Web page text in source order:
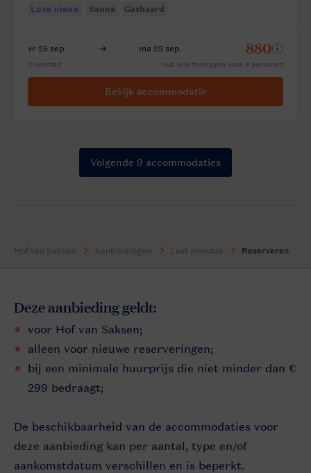
Hof van Saksen Aanbiedingen Last minutes Reserveren
Deze aanbieding geldt:
voor Hof van Saksen;
alleen voor nieuwe reserveringen;
bij een minimale huurprijs die niet minder dan €
299 bedraagt;
De beschikbaarheid van de accommodaties voor
deze aanbieding kan per aantal, type en/of
aankomstdatum verschillen en is beperkt.